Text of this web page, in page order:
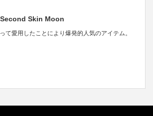
Second Skin Moon
て愛用したことにより爆発的人気のアイテム。